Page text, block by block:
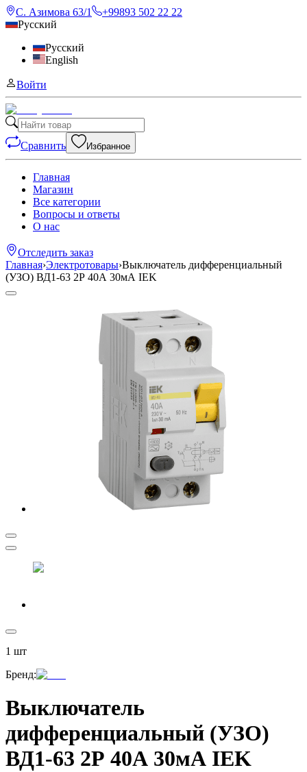
С. Азимова 63/1
+99893 502 22 22
Русский
Русский
English
Войти
Сравнить Избранное
Главная
Магазин
Все категории
Вопросы и ответы
О нас
Отследить заказ
Главная›Электротовары›Выключатель дифференциальный
(УЗО) ВД1-63 2Р 40А 30мА IEK
1 шт
Бренд:
Выключатель
дифференциальный (УЗО)
ВД1-63 2Р 40А 30мА IEK